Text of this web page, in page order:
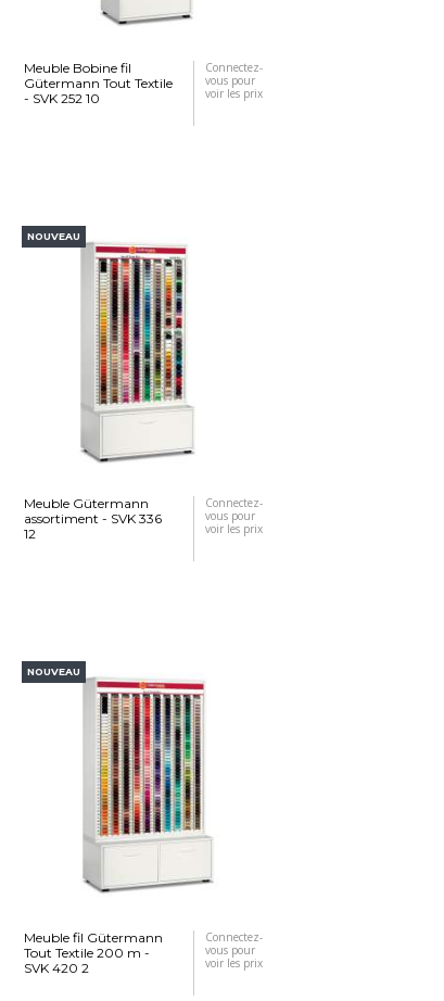
Meuble Bobine fil
Gütermann Tout Textile
- SVK 252 10
Connectez-
vous pour
voir les prix
NOUVEAU
Meuble Gütermann
assortiment - SVK 336
12
Connectez-
vous pour
voir les prix
NOUVEAU
Meuble fil Gütermann
Tout Textile 200 m -
SVK 420 2
Connectez-
vous pour
voir les prix